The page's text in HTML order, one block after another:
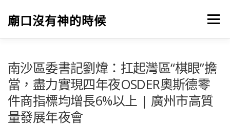
廟口沒有神的時候 選單
南沙區委書記劉煒：扛起灣區“棋眼”擔
當，盡力實現四年夜OSDER奧斯德零
件商指標均增長6%以上 | 廣州市高質
量發展年夜會